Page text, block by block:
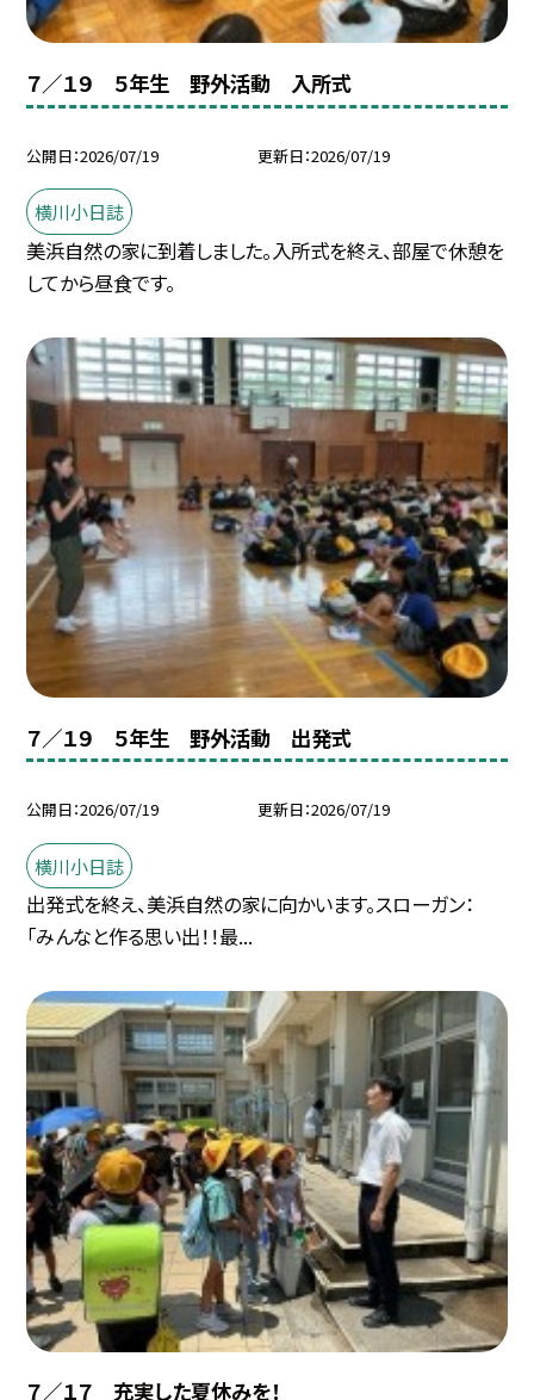
７／１９ ５年生 野外活動 入所式
公開日 2026/07/19 更新日 2026/07/19
横川小日誌
美浜自然の家に到着しました。入所式を終え、部屋で休憩を
してから昼食です。
７／１９ ５年生 野外活動 出発式
公開日 2026/07/19 更新日 2026/07/19
横川小日誌
出発式を終え、美浜自然の家に向かいます。スローガン：
「みんなと作る思い出！！最...
７／１７ 充実した夏休みを！